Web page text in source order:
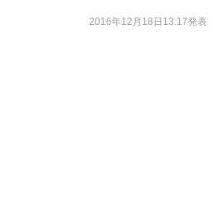
2016年12月18日13:17発表